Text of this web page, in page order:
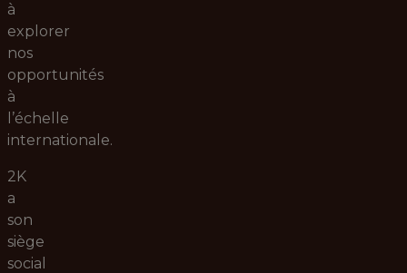
à
explorer
nos
opportunités
à
l’échelle
internationale.
2K
a
son
siège
social